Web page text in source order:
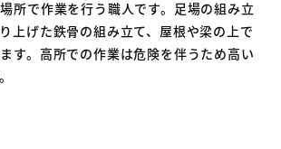
所で作業を行う職人です。足場の組み立
上げた鉄骨の組み立て、屋根や梁の上で
す。高所での作業は危険を伴うため高い